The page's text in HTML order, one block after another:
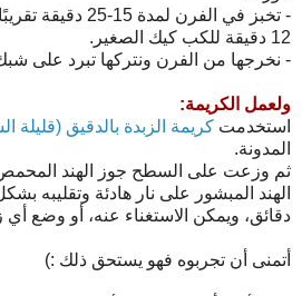
12 دقيقة للكب كيك الصغير.
- نخرجها من الفرن ونتركها تبرد على
ولعمل الكريمة:
استخدمت كريمة الزبدة بالدقيق (قليلة
المدونة.
ثم وزعت على السطح جوز الهند
دقائق، ويمكن الاستغناء عنه، أو وضع أي
أتمنى أن تجربوه فهو يستحق ذلك :)